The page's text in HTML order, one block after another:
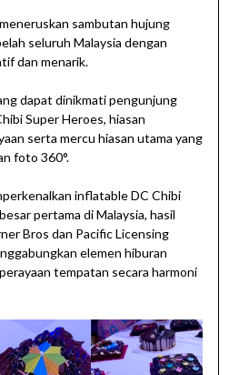
sambutan hujung
seluruh Malaysia dengan
dan menarik.
dapat dinikmati pengunjung
Super Heroes, hiasan
serta mercu hiasan utama yang
foto 360°.
inflatable DC Chibi
pertama di Malaysia, hasil
Bros dan Pacific Licensing
elemen hiburan
tempatan secara harmoni